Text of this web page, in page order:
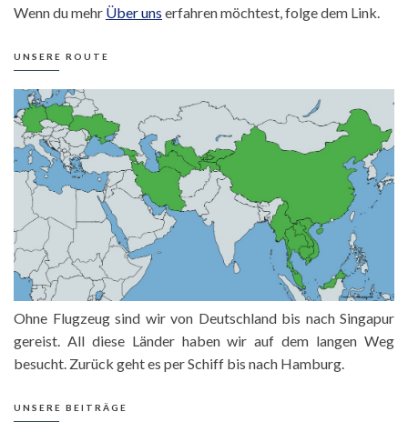
Wenn du mehr Über uns erfahren möchtest, folge dem Link.
UNSERE ROUTE
Ohne Flugzeug sind wir von Deutschland bis nach Singapur
gereist. All diese Länder haben wir auf dem langen Weg
besucht. Zurück geht es per Schiff bis nach Hamburg.
UNSERE BEITRÄGE